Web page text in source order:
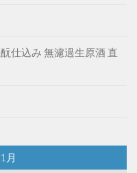
仕込み 無濾過生原酒 直
月